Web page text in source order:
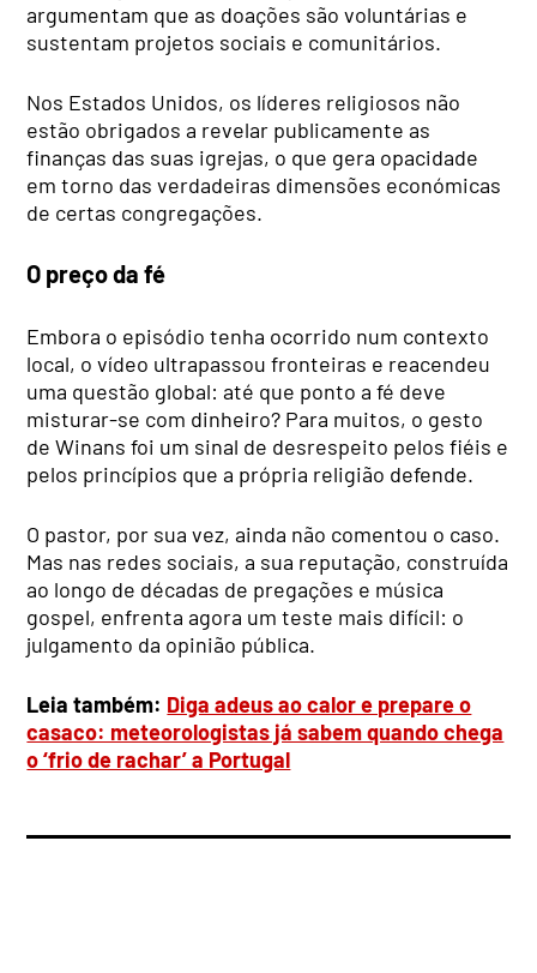
argumentam que as doações são voluntárias e
sustentam projetos sociais e comunitários.
Nos Estados Unidos, os líderes religiosos não
estão obrigados a revelar publicamente as
finanças das suas igrejas, o que gera opacidade
em torno das verdadeiras dimensões económicas
de certas congregações.
O preço da fé
Embora o episódio tenha ocorrido num contexto
local, o vídeo ultrapassou fronteiras e reacendeu
uma questão global: até que ponto a fé deve
misturar-se com dinheiro? Para muitos, o gesto
de Winans foi um sinal de desrespeito pelos fiéis e
pelos princípios que a própria religião defende.
O pastor, por sua vez, ainda não comentou o caso.
Mas nas redes sociais, a sua reputação, construída
ao longo de décadas de pregações e música
gospel, enfrenta agora um teste mais difícil: o
julgamento da opinião pública.
Leia também: Diga adeus ao calor e prepare o
casaco: meteorologistas já sabem quando chega
o ‘frio de rachar’ a Portugal